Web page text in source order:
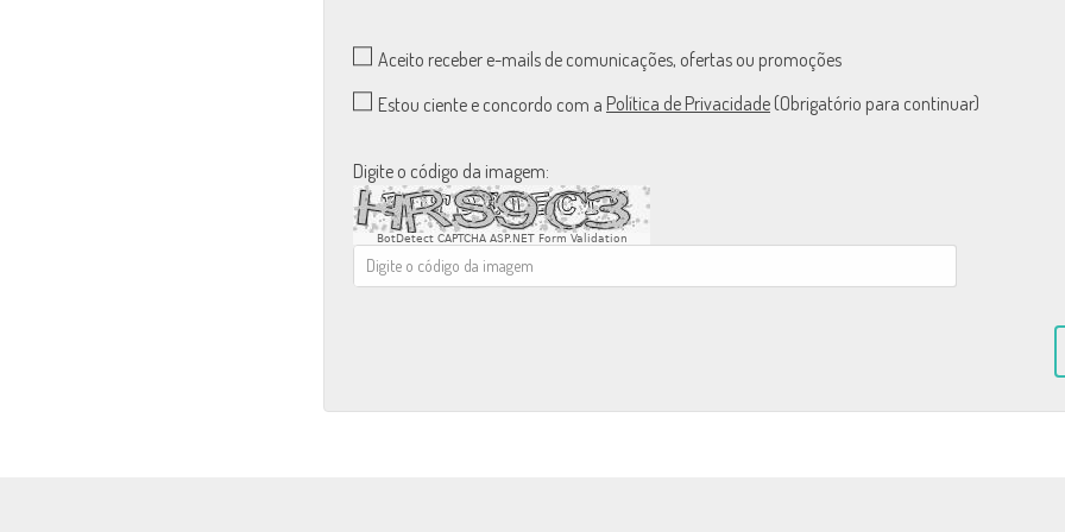
Aceito receber e-mails de comunicações, ofertas ou promoções
Estou ciente e concordo com a Política de Privacidade (Obrigatório para continuar)
Digite o código da imagem:
BotDetect CAPTCHA ASP.NET Form Validation